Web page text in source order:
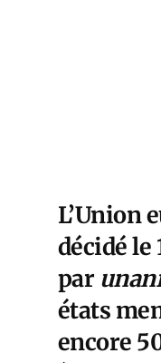
L’Union
décidé le
par
états
encore